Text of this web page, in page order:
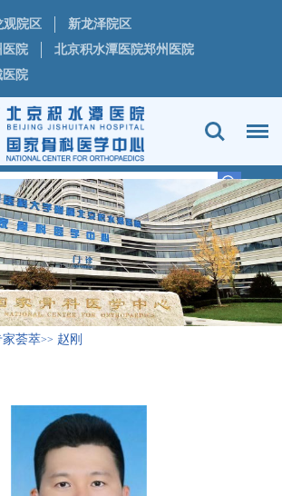
观院区
新龙泽院区
医院
北京积水潭医院郑州医院
医院
家荟萃>> 赵刚